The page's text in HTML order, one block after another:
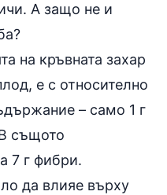
А защо не и
?
на кръвната захар
е с относително
– само 1 г
същото
7 г фибри.
да влияе върху